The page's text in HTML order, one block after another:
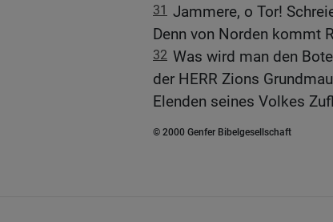
31 Jammere, o Tor!
Denn von Norden kommt
32 Was wird man den
der HERR Zions
Elenden seines Volkes
© 2000 Genfer Bibelgesellschaft